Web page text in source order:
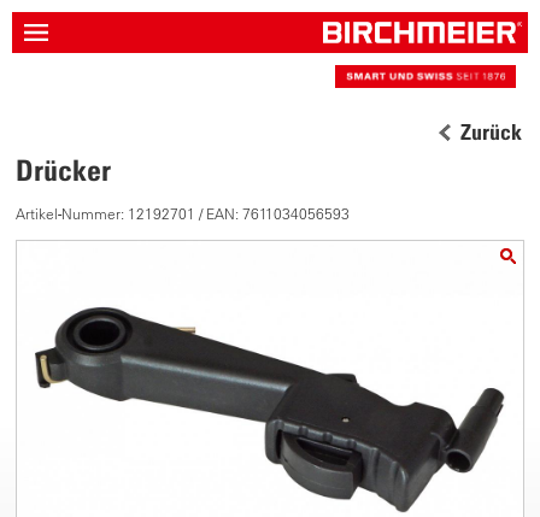
Zurück
Drücker
Artikel-Nummer: 12192701 / EAN: 7611034056593